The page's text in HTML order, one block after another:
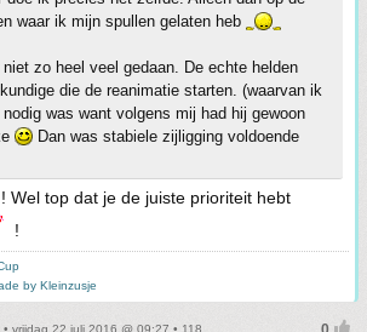
waar ik mijn spullen gelaten heb
zo heel veel gedaan. De echte helden
die de reanimatie starten. (waarvan ik
was want volgens mij had hij gewoon
Dan was stabiele zijligging voldoende
! Wel top dat je de juiste prioriteit hebt
!
by Kleinzusje
• vrijdag 22 juli 2016 @ 09:27 • 118